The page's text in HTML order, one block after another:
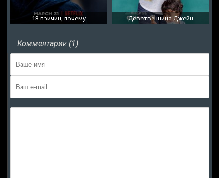
13 причин, почему Девственница Джейн
Комментарии (1)